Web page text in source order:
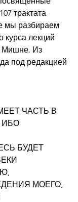
трактата
мы разбираем
курса лекций
Мишне. Из
под редакцией
ЧАСТЬ В
ИБО
БУДЕТ
МОЕГО,